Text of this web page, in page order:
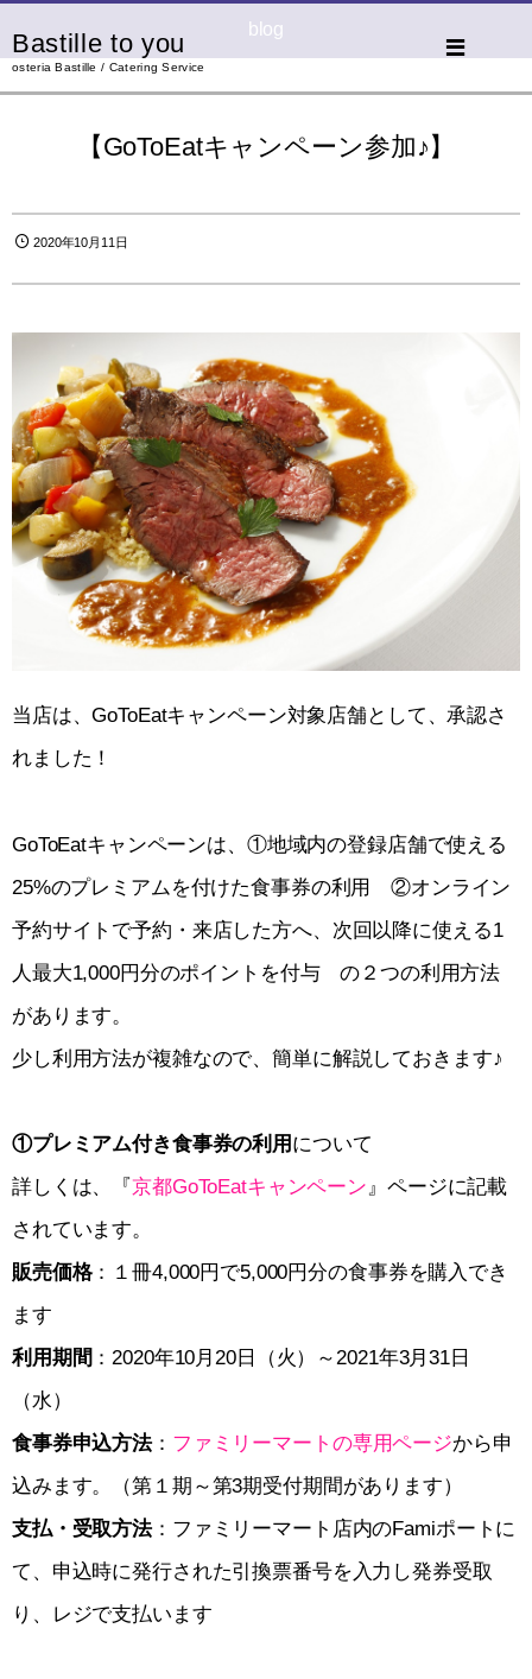
Bastille to you
osteria Bastille / Catering Service
blog
【GoToEatキャンペーン参加♪】
2020年10月11日
当店は、GoToEatキャンペーン対象店舗として、承認さ
れました！
GoToEatキャンペーンは、①地域内の登録店舗で使える
25%のプレミアムを付けた食事券の利用 ②オンライン
予約サイトで予約・来店した方へ、次回以降に使える1
人最大1,000円分のポイントを付与 の２つの利用方法
があります。
少し利用方法が複雑なので、簡単に解説しておきます♪
①プレミアム付き食事券の利用 について
詳しくは、『京都GoToEatキャンペーン』ページに記載
されています。
販売価格：１冊4,000円で5,000円分の食事券を購入でき
ます
利用期間 ：2020年10月20日（火）～2021年3月31日
（水）
食事券申込方法： ファミリーマートの専用ページから申
込みます。（第１期～第3期受付期間があります）
支払・受取方法：ファミリーマート店内のFamiポートに
て、申込時に発行された引換票番号を入力し発券受取
り、レジで支払います